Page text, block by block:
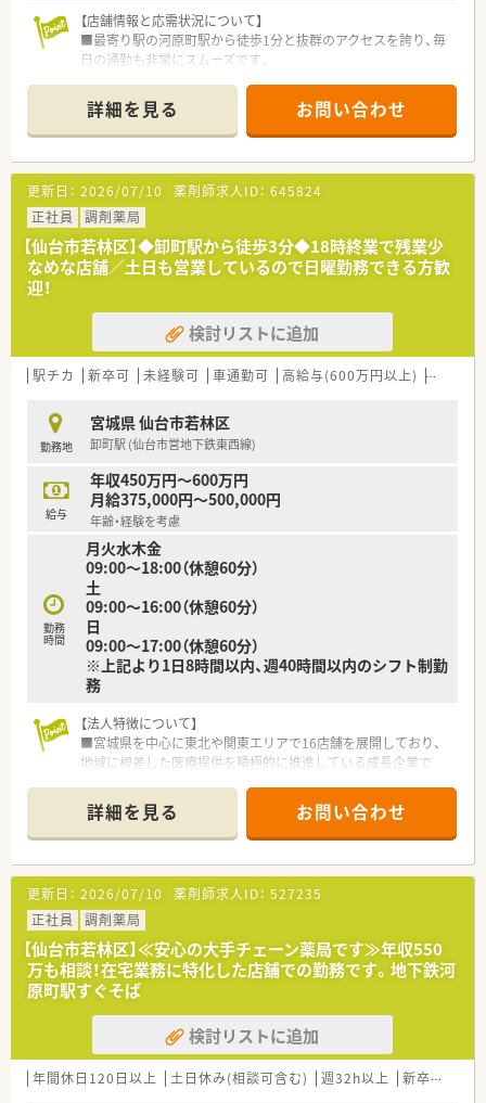
【店舗情報と応需状況について】
■最寄り駅の河原町駅から徒歩1分と抜群のアクセスを誇り、毎
日の通勤も非常にスムーズです。
り、処方箋は1日約100枚応需します。
■常勤と非常勤の薬剤師に加えベテラン事務も在籍し、全員で連
携しながら業務を行っています。
【募集背景と求める人物像について】
■業務のさらなる円滑化を目指し、欠員に伴う新たな正社員の勤
務薬剤師を募集いたします。
■周囲のスタッフと気持ちよく協力しながら、明るくコミュニケ
ーションを取れる方を歓迎します。
■これまでの知識や経験を生かして、周囲と調和しながら意欲的
【想定されるキャリアイメージ】
■多様な診療科目の処方箋を取り扱うため、薬剤師としての幅広
い専門知識を着実に習得できます。
なるスキルアップを目指せます。
■経験を重ねることで店舗の中心的な存在となり、後輩の指導や
管理業務への挑戦も可能です。
詳細を見る お問い合わせ
更新日： 2026/07/10 薬剤師求人ID： 645824
正社員
調剤薬局
【仙台市若林区】◆卸町駅から徒歩3分◆18時終業で残業少
なめな店舗／土日も営業しているので日曜勤務できる方歓
迎！
検討リストに追加
駅チカ 新卒可 未経験可 車通勤可 高給与(600万円以上) 教育制
勤務地
宮城県 仙台市若林区
卸町駅 (仙台市営地下鉄東西線)
給与
年収450万円～600万円
月給375,000円～500,000円
年齢・経験を考慮
勤務
時間
月火水木金
09:00～18:00（休憩60分）
土
09:00～16:00（休憩60分）
日
09:00～17:00（休憩60分）
※上記より1日8時間以内、週40時間以内のシフト制勤
務
【法人特徴について】
■宮城県を中心に東北や関東エリアで16店舗を展開しており、
地域に根差した医療提供を積極的に推進している成長企業で
■若いドクターと共に薬局を立ち上げるケースが多く、医師との
良好な関係性を築きながら長く勤められる環境が整っていま
す。
■年平均5店舗のペースで新規出店を続けており、ドミナント展
開によって近隣店舗とのヘルプ体制も構築しやすくなっていま
す。
【店舗情報と応需状況について】
■仙台市営地下鉄東西線の卸町駅から徒歩3分という好立地にあ
り、通勤の利便性が非常に高く通いやすい店舗です。
■近隣のクリニックから内科や皮膚科、消化器科など複数科目を
1日平均200枚ほど応需している医療モール型です。
■薬剤師は常勤3名とパート4名が在籍しており、常時3名から5
名体制で協力しながらスピーディーに業務を行います。
詳細を見る お問い合わせ
更新日： 2026/07/10 薬剤師求人ID： 527235
正社員
調剤薬局
【仙台市若林区】≪安心の大手チェーン薬局です≫年収550
万も相談！在宅業務に特化した店舗での勤務です。地下鉄河
原町駅すぐそば
検討リストに追加
年間休日120日以上 土日休み(相談可含む) 週32h以上 新卒可